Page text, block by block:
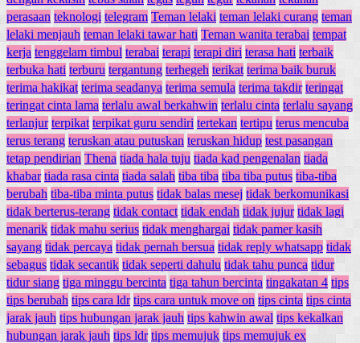
perasaan teknologi telegram Teman lelaki teman lelaki curang teman
lelaki menjauh teman lelaki tawar hati Teman wanita terabai tempat
kerja tenggelam timbul terabai terapi terapi diri terasa hati terbaik
terbuka hati terburu tergantung terhegeh terikat terima baik buruk
terima hakikat terima seadanya terima semula terima takdir teringat
teringat cinta lama terlalu awal berkahwin terlalu cinta terlalu sayang
terlanjur terpikat terpikat guru sendiri tertekan tertipu terus mencuba
terus terang teruskan atau putuskan teruskan hidup test pasangan
tetap pendirian Thena tiada hala tuju tiada kad pengenalan tiada
khabar tiada rasa cinta tiada salah tiba tiba tiba tiba putus tiba-tiba
berubah tiba-tiba minta putus tidak balas mesej tidak berkomunikasi
tidak berterus-terang tidak contact tidak endah tidak jujur tidak lagi
menarik tidak mahu serius tidak menghargai tidak pamer kasih
sayang tidak percaya tidak pernah bersua tidak reply whatsapp tidak
sebagus tidak secantik tidak seperti dahulu tidak tahu punca tidur
tidur siang tiga minggu bercinta tiga tahun bercinta tingakatan 4 tips
tips berubah tips cara ldr tips cara untuk move on tips cinta tips cinta
jarak jauh tips hubungan jarak jauh tips kahwin awal tips kekalkan
hubungan jarak jauh tips ldr tips memujuk tips memujuk ex